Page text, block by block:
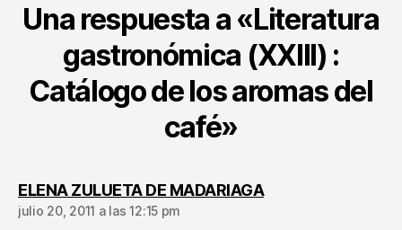
Una respuesta a «Literatura
gastronómica (XXIII) :
Catálogo de los aromas del
café»
ELENA ZULUETA DE MADARIAGAdice:
julio 20, 2011 a las 12:15 pm